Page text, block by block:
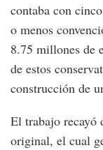
contaba con
o menos
8.75 millones de
de estos
construcción de
El trabajo recayó
original, el cual